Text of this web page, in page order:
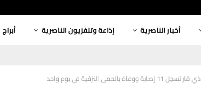
أخبار الناصرية إذاعة وتلفزيون الناصرية أبراج
ذي قار تسجل 11 إصابة ووفاة بالحمى النزفية في يوم واحد